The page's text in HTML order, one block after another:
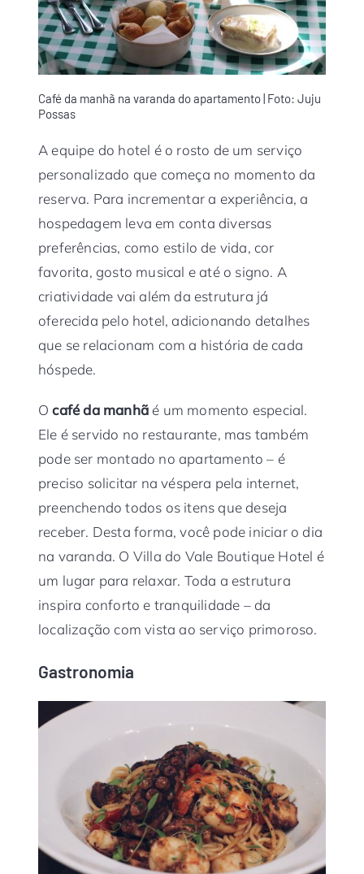
Café da manhã na varanda do apartamento | Foto: Juju
Possas
A equipe do hotel é o rosto de um serviço
personalizado que começa no momento da
reserva. Para incrementar a experiência, a
hospedagem leva em conta diversas
preferências, como estilo de vida, cor
favorita, gosto musical e até o signo. A
criatividade vai além da estrutura já
oferecida pelo hotel, adicionando detalhes
que se relacionam com a história de cada
hóspede.
Ocafé da manhã é um momento especial.
Ele é servido no restaurante, mas também
pode ser montado no apartamento – é
preciso solicitar na véspera pela internet,
preenchendo todos os itens que deseja
receber. Desta forma, você pode iniciar o dia
na varanda. O Villa do Vale Boutique Hotel é
um lugar para relaxar. Toda a estrutura
inspira conforto e tranquilidade – da
localização com vista ao serviço primoroso.
Gastronomia